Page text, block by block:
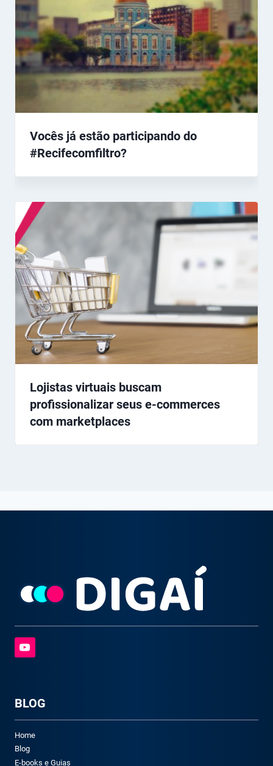
Vocês já estão participando do
#Recifecomfiltro?
Lojistas virtuais buscam
profissionalizar seus e-commerces
com marketplaces
BLOG
Home
Blog
E-books e Guias